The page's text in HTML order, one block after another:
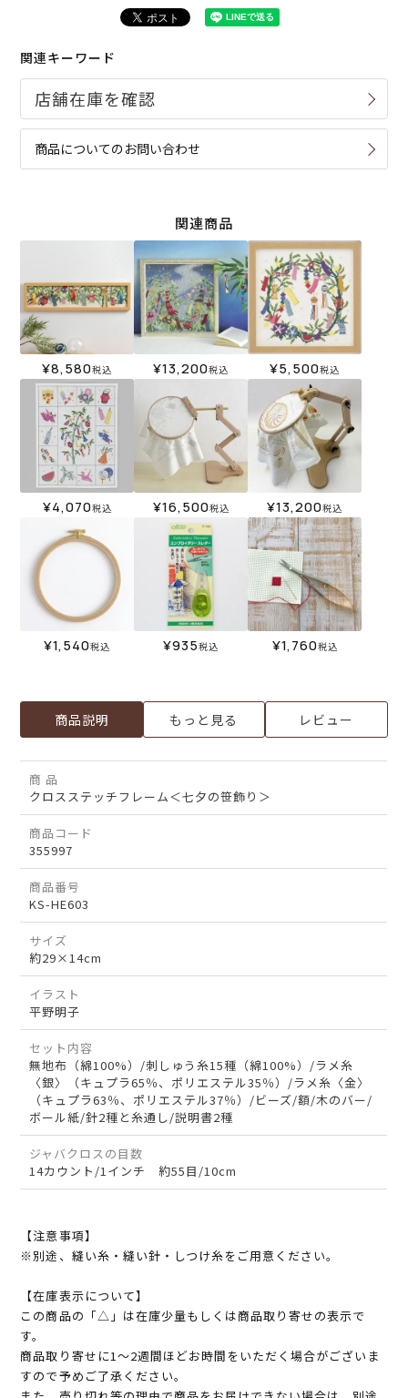
関連キーワード
商品についてのお問い合わせ
関連商品
¥8,580税込 ¥13,200税込 ¥5,500税込
¥4,070税込 ¥16,500税込 ¥13,200税込
¥1,540税込 ¥935税込 ¥1,760税込
商品説明 もっと見る レビュー
商 品
クロスステッチフレーム＜七夕の笹飾り＞
商品コード
355997
商品番号
KS-HE603
サイズ
約29×14cm
イラスト
平野明子
セット内容
無地布（綿100%）/刺しゅう糸15種（綿100%）/ラメ糸
〈銀〉（キュプラ65％、ポリエステル35％）/ラメ糸〈金〉
（キュプラ63％、ポリエステル37％）/ビーズ/額/木のバー/
ボール紙/針2種と糸通し/説明書2種
ジャバクロスの目数
14カウント/1インチ 約55目/10cm
【注意事項】
※別途、縫い糸・縫い針・しつけ糸をご用意ください。
【在庫表示について】
この商品の「△」は在庫少量もしくは商品取り寄せの表示で
す。
商品取り寄せに1～2週間ほどお時間をいただく場合がございま
すので予めご了承ください。